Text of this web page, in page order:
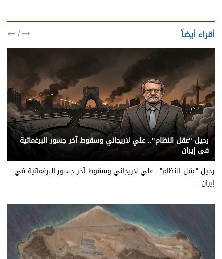
أقراء أيضاً /
يني يمن - تقرير / عبدالعزيز الابارة
رحيل "عقل النظام".. علي لاريجاني وسقوط آخر جسور البرغماتية
في إيران
رحيل "عقل النظام".. علي لاريجاني وسقوط آخر جسور البرغماتية في
إيران...